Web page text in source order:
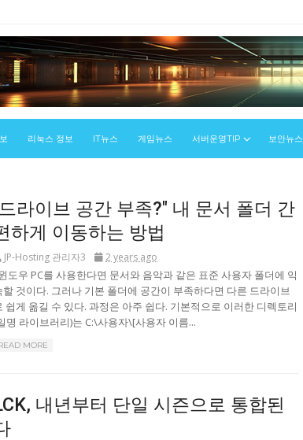
리눅스 정보 IT뉴스 게임뉴스 서버운영TIP 보안뉴스
라이브 공간 부족?" 내 문서 폴더 간
하게 이동하는 방법
JP-Hosting 관리자3 2 years ago
도우 PC를 사용한다면 문서와 음악과 같은 표준 사용자 폴더에 익
할 것이다. 그러나 기본 폴더에 공간이 부족하다면 다른 드라이브
쉽게 옮길 수 있다. 과정은 아주 쉽다. 기본적으로 이러한 디렉토리
명 라이브러리)는 C:\사용자\[사용자 이름...
MORE
내년부터 단일 시즌으로 통합된